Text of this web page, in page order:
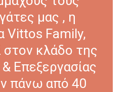
μας , η
Vittos Family,
στον κλάδο της
Επεξεργασίας
πάνω από 40